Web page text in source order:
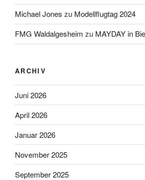
Michael Jones zu Modellflugtag 2024
FMG Waldalgesheim zu MAYDAY in
ARCHIV
Juni 2026
April 2026
Januar 2026
November 2025
September 2025